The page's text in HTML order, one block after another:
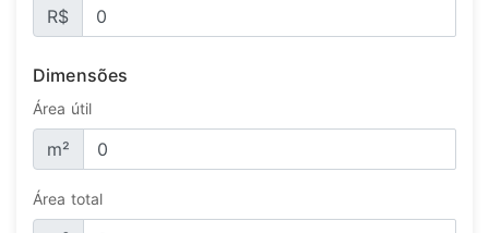
R$
Dimensões
Área útil
m²
Área total